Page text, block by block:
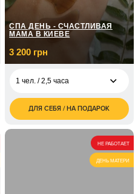
СПА ДЕНЬ - СЧАСТЛИВАЯ
МАМА В КИЕВЕ
3 200 грн
1 чел. / 2,5 часа
3 200
грн
ДЛЯ СЕБЯ / НА ПОДАРОК
НЕ РАБОТАЕТ
ДЕНЬ МАТЕРИ